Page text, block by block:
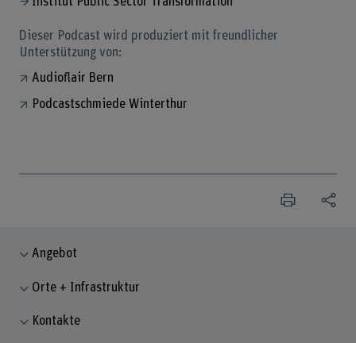
Dieser Podcast wird produziert mit freundlicher
Unterstützung von:
Audioflair Bern
Podcastschmiede Winterthur
Angebot
Orte + Infrastruktur
Kontakte